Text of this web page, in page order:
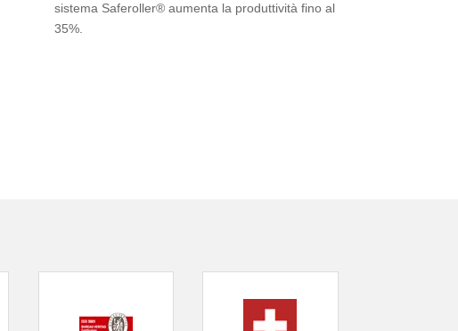
sistema Saferoller® aumenta la produttività fino al
35%.